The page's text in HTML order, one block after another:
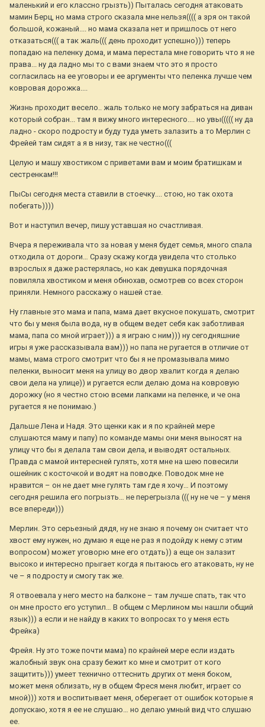
маленький и его классно грызть)) Пыталась сегодня атаковать
мамин Берц, но мама строго сказала мне нельзя(((( а зря он такой
большой, кожаный.... но мама сказала нет и пришлось от него
отказаться((( а так жаль((( день проходит успешно))) теперь
попадаю на пеленку дома, и мама перестала мне говорить что я не
права... ну да ладно мы то с вами знаем что это я просто
согласилась на ее уговоры и ее аргументы что пеленка лучше чем
ковровая дорожка....
Жизнь проходит весело.. жаль только не могу забраться на диван
который собран... там я вижу много интересного.... но увы((((( ну да
ладно - скоро подросту и буду туда уметь залазить а то Мерлин с
Фрейей там сидят а я в низу, так не честно(((
Целую и машу хвостиком с приветами вам и моим братишкам и
сестренкам!!!
ПыСы сегодня места ставили в стоечку.... стою, но так охота
побегать))))
Вот и наступил вечер, пишу уставшая но счастливая.
Вчера я переживала что за новая у меня будет семья, много спала
отходила от дороги… Сразу скажу когда увидела что столько
взрослых я даже растерялась, но как девушка порядочная
повиляла хвостиком и меня обнюхав, осмотрев со всех сторон
приняли. Немного расскажу о нашей стае.
Ну главные это мама и папа, мама дает вкусное покушать, смотрит
что бы у меня была вода, ну в общем ведет себя как заботливая
мама, папа со мной играет))) а я играю с ним))) ну сегодняшние
игры я уже рассказывала вам))) но папа не ругается в отличие от
мамы, мама строго смотрит что бы я не промазывала мимо
пеленки, выносит меня на улицу во двор хвалит когда я делаю
свои дела на улице)) и ругается если делаю дома на ковровую
дорожку (но я честно стою всеми лапками на пеленке, и че она
ругается я не понимаю.)
Дальше Лена и Надя. Это щенки как и я по крайней мере
слушаются маму и папу) по команде мамы они меня выносят на
улицу что бы я делала там свои дела, и выводят остальных.
Правда с мамой интересней гулять, хотя мне на шею повесили
ошейник с косточкой и водят на поводке. Поводок мне не
нравится – он не дает мне гулять там где я хочу… И поэтому
сегодня решила его погрызть… не перегрызла ((( ну не че – у меня
все впереди)))
Мерлин. Это серьезный дядя, ну не знаю я почему он считает что
хвост ему нужен, но думаю я еще не раз я подойду к нему с этим
вопросом) может уговорю мне его отдать)) а еще он залазит
высоко и интересно прыгает когда я пытаюсь его атаковать, ну не
че – я подросту и смогу так же.
Я отвоевала у него место на балконе – там лучше спать, так что
он мне просто его уступил… В общем с Мерлином мы нашли общий
язык))) а если и не найду в каких то вопросах то у меня есть
Фрейка)
Фрейя. Ну это тоже почти мама) по крайней мере если издать
жалобный звук она сразу бежит ко мне и смотрит от кого
защитить))) умеет технично оттеснить других от меня боком,
может меня облизать, ну в общем Фреся меня любит, играет со
мной))) хотя и воспитывает меня, оберегает от ошибок которые я
допускаю, хотя я ее не слушаю… но делаю умный вид что слушаю
ее.